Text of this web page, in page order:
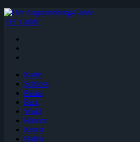
DE Guide
Karte
Schloss
Palais
Park
Wald
Häuser
Kunst
Hafen